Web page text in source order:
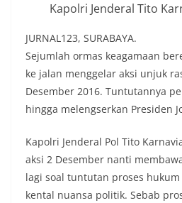
Kapolri Jenderal Tito
JURNAL123, SURABAYA.
Sejumlah ormas keagamaan
ke jalan menggelar aksi unjuk
Desember 2016. Tuntutannya
hingga melengserkan Presiden
Kapolri Jenderal Pol Tito
aksi 2 Desember nanti
lagi soal tuntutan proses
kental nuansa politik. Sebab